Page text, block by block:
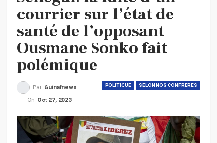
courrier sur l’état de
santé de l’opposant
Ousmane Sonko fait
polémique
POLITIQUE SELON NOS CONFRERES
Par Guinafnews
On Oct 27, 2023